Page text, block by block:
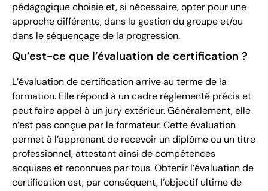
pédagogique choisie et, si nécessaire, opter pour une
approche différente, dans la gestion du groupe et/ou
dans le séquençage de la progression.
Qu’est-ce que l’évaluation de certification ?
L’évaluation de certification arrive au terme de la
formation. Elle répond à un cadre réglementé précis et
peut faire appel à un jury extérieur. Généralement, elle
n’est pas conçue par le formateur. Cette évaluation
permet à l’apprenant de recevoir un diplôme ou un titre
professionnel, attestant ainsi de compétences
acquises et reconnues par tous. Obtenir l’évaluation de
certification est, par conséquent, l’objectif ultime de